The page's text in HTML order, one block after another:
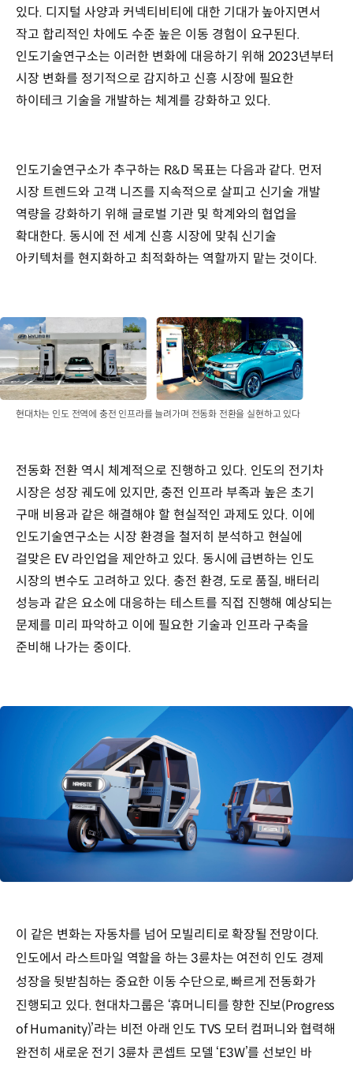
있다. 디지털 사양과 커넥티비티에 대한 기대가 높아지면서
작고 합리적인 차에도 수준 높은 이동 경험이 요구된다.
인도기술연구소는 이러한 변화에 대응하기 위해 2023년부터
시장 변화를 정기적으로 감지하고 신흥 시장에 필요한
하이테크 기술을 개발하는 체계를 강화하고 있다.
인도기술연구소가 추구하는 R&D 목표는 다음과 같다. 먼저
시장 트렌드와 고객 니즈를 지속적으로 살피고 신기술 개발
역량을 강화하기 위해 글로벌 기관 및 학계와의 협업을
확대한다. 동시에 전 세계 신흥 시장에 맞춰 신기술
아키텍처를 현지화하고 최적화하는 역할까지 맡는 것이다.
현대차는 인도 전역에 충전 인프라를 늘려가며 전동화 전환을 실현하고 있다
전동화 전환 역시 체계적으로 진행하고 있다. 인도의 전기차
시장은 성장 궤도에 있지만, 충전 인프라 부족과 높은 초기
구매 비용과 같은 해결해야 할 현실적인 과제도 있다. 이에
인도기술연구소는 시장 환경을 철저히 분석하고 현실에
걸맞은 EV 라인업을 제안하고 있다. 동시에 급변하는 인도
시장의 변수도 고려하고 있다. 충전 환경, 도로 품질, 배터리
성능과 같은 요소에 대응하는 테스트를 직접 진행해 예상되는
문제를 미리 파악하고 이에 필요한 기술과 인프라 구축을
준비해 나가는 중이다.
이 같은 변화는 자동차를 넘어 모빌리티로 확장될 전망이다.
인도에서 라스트마일 역할을 하는 3륜차는 여전히 인도 경제
성장을 뒷받침하는 중요한 이동 수단으로, 빠르게 전동화가
진행되고 있다. 현대차그룹은 ‘휴머니티를 향한 진보(Progress
of Humanity)’라는 비전 아래 인도 TVS 모터 컴퍼니와 협력해
완전히 새로운 전기 3륜차 콘셉트 모델 ‘E3W’를 선보인 바